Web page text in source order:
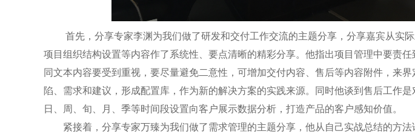
首先，分享专家李渊为我们做了研发和交付工作交流的主题分享，分享嘉宾从实际
项目组织结构设置等内容作了系统性、要点清晰的精彩分享。他指出项目管理中要责
同文本内容要受到重视，要尽量避免二意性，可增加交付内容、售后等内容附件，来
陷、需求和建议，形成配置库，作为新的解决方案的实践来源。同时他谈到售后工作
日、周、旬、月、季等时间段设置向客户展示数据分析，打造产品的客户感知价值。
紧接着，分享专家万臻为我们做了需求管理的主题分享，他从自己实战总结的方法